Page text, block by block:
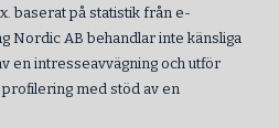
baserat på statistik från e-
Nordic AB behandlar inte känsliga
en intresseavvägning och utför
med stöd av en